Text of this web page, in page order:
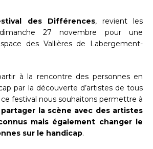
des Différences, revient les
27 novembre pour une
des Vallières de Labergement-
à la rencontre des personnes en
par la découverte d’artistes de tous
festival nous souhaitons permettre à
partager la scène avec des artistes
mais également changer le
sur le handicap.